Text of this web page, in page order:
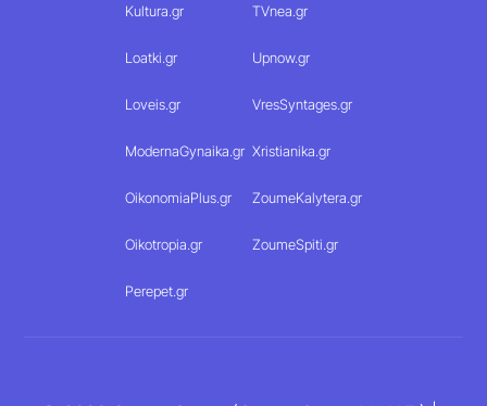
Kultura.gr TVnea.gr
Loatki.gr Upnow.gr
Loveis.gr VresSyntages.gr
ModernaGynaika.gr Xristianika.gr
OikonomiaPlus.gr ZoumeKalytera.gr
Oikotropia.gr ZoumeSpiti.gr
Perepet.gr